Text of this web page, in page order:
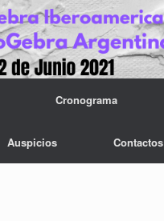
Cronograma
Auspicios Contactos